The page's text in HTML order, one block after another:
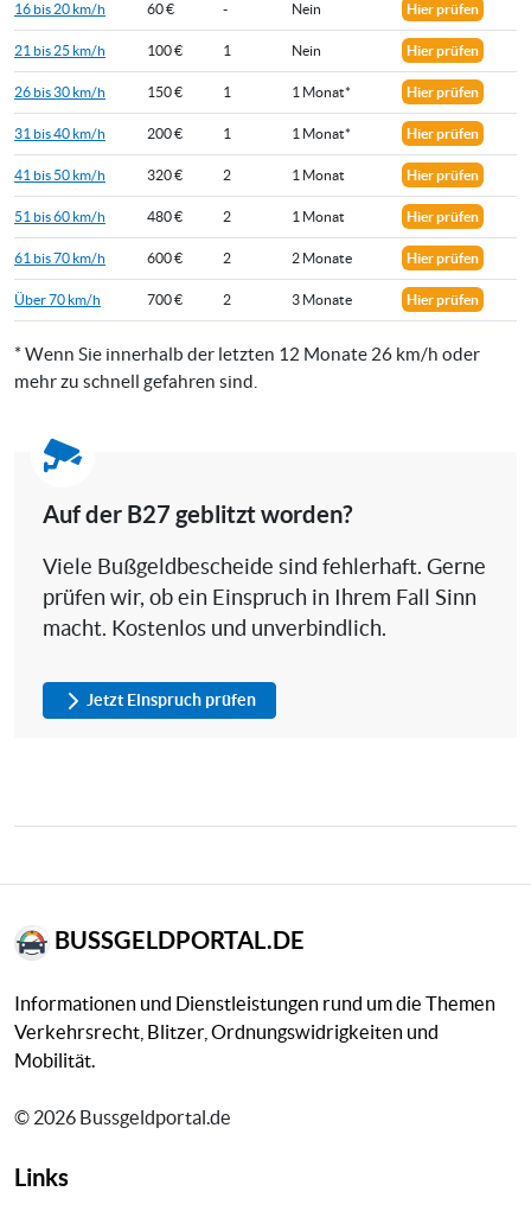
16 bis 20 km/h 60 € - Nein Hier prüfen
21 bis 25 km/h 100 € 1 Nein Hier prüfen
26 bis 30 km/h 150 € 1 1 Monat* Hier prüfen
31 bis 40 km/h 200 € 1 1 Monat* Hier prüfen
41 bis 50 km/h 320 € 2 1 Monat Hier prüfen
51 bis 60 km/h 480 € 2 1 Monat Hier prüfen
61 bis 70 km/h 600 € 2 2 Monate Hier prüfen
Über 70 km/h 700 € 2 3 Monate Hier prüfen
* Wenn Sie innerhalb der letzten 12 Monate 26 km/h oder
mehr zu schnell gefahren sind.
Auf der B27 geblitzt worden?
Viele Bußgeldbescheide sind fehlerhaft. Gerne
prüfen wir, ob ein Einspruch in Ihrem Fall Sinn
macht. Kostenlos und unverbindlich.
Jetzt Einspruch prüfen
BUSSGELDPORTAL.DE
Informationen und Dienstleistungen rund um die Themen
Verkehrsrecht, Blitzer, Ordnungswidrigkeiten und
Mobilität.
© 2026 Bussgeldportal.de
Links